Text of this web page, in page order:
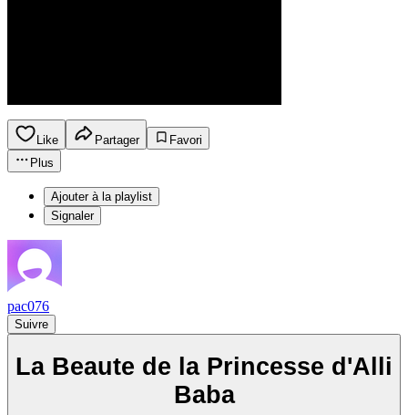
Like Partager
Favori
Plus
Ajouter à la playlist
Signaler
pac076
Suivre
La Beaute de la Princesse d'Alli
Baba